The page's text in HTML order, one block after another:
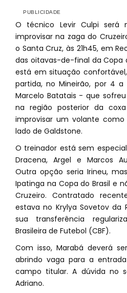
O técnico Levir Culpi será
improvisar na zaga do
o Santa Cruz, às 21h45, em
das oitavas-de-final da Copa
está em situação
partida, no Mineirão, por 4
Marcelo Batatais - que
na região posterior da
improvisar um volante
lado de Galdstone.
O treinador está sem
Dracena, Argel e Marcos
Outra opção seria Irineu,
Ipatinga na Copa do Brasil e
Cruzeiro. Contratado
estava no Krylya Sovetov da
sua transferência
Brasileira de Futebol (CBF).
Com isso, Marabá deverá
abrindo vaga para a
campo titular. A dúvida no
Adriano.